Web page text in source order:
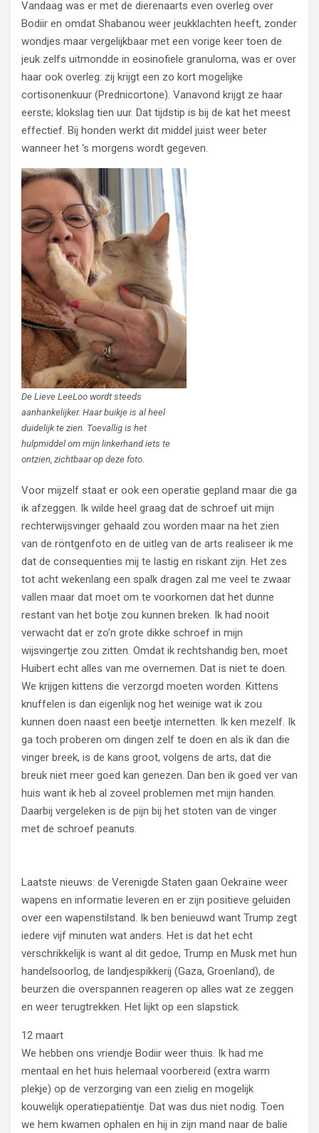
Vandaag was er met de dierenaarts even overleg over
Bodiir en omdat Shabanou weer jeukklachten heeft, zonder
wondjes maar vergelijkbaar met een vorige keer toen de
jeuk zelfs uitmondde in eosinofiele granuloma, was er over
haar ook overleg: zij krijgt een zo kort mogelijke
cortisonenkuur (Prednicortone). Vanavond krijgt ze haar
eerste; klokslag tien uur. Dat tijdstip is bij de kat het meest
effectief. Bij honden werkt dit middel juist weer beter
wanneer het ‘s morgens wordt gegeven.
De Lieve LeeLoo wordt steeds
aanhankelijker. Haar buikje is al heel
duidelijk te zien. Toevallig is het
hulpmiddel om mijn linkerhand iets te
ontzien, zichtbaar op deze foto.
Voor mijzelf staat er ook een operatie gepland maar die ga
ik afzeggen. Ik wilde heel graag dat de schroef uit mijn
rechterwijsvinger gehaald zou worden maar na het zien
van de röntgenfoto en de uitleg van de arts realiseer ik me
dat de consequenties mij te lastig en riskant zijn. Het zes
tot acht wekenlang een spalk dragen zal me veel te zwaar
vallen maar dat moet om te voorkomen dat het dunne
restant van het botje zou kunnen breken. Ik had nooit
verwacht dat er zo’n grote dikke schroef in mijn
wijsvingertje zou zitten. Omdat ik rechtshandig ben, moet
Huibert echt alles van me overnemen. Dat is niet te doen.
We krijgen kittens die verzorgd moeten worden. Kittens
knuffelen is dan eigenlijk nog het weinige wat ik zou
kunnen doen naast een beetje internetten. Ik ken mezelf. Ik
ga toch proberen om dingen zelf te doen en als ik dan die
vinger breek, is de kans groot, volgens de arts, dat die
breuk niet meer goed kan genezen. Dan ben ik goed ver van
huis want ik heb al zoveel problemen met mijn handen.
Daarbij vergeleken is de pijn bij het stoten van de vinger
met de schroef peanuts.
Laatste nieuws: de Verenigde Staten gaan Oekraïne weer
wapens en informatie leveren en er zijn positieve geluiden
over een wapenstilstand. Ik ben benieuwd want Trump zegt
iedere vijf minuten wat anders. Het is dat het echt
verschrikkelijk is want al dit gedoe, Trump en Musk met hun
handelsoorlog, de landjespikkerij (Gaza, Groenland), de
beurzen die overspannen reageren op alles wat ze zeggen
en weer terugtrekken. Het lijkt op een slapstick.
12 maart
We hebben ons vriendje Bodiir weer thuis. Ik had me
mentaal en het huis helemaal voorbereid (extra warm
plekje) op de verzorging van een zielig en mogelijk
kouwelijk operatiepatiëntje. Dat was dus niet nodig. Toen
we hem kwamen ophalen en hij in zijn mand naar de balie